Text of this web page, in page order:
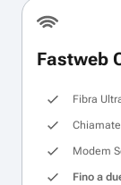
Fastweb
Fibra
Modem
Fino a